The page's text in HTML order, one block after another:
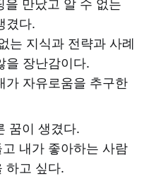
만났고 알 수 없는
겼다.
는 지식과 전략과 사례
을 장난감이다.
가 자유로움을 추구한
꿈이 생겼다.
내가 좋아하는 사람
하고 싶다.